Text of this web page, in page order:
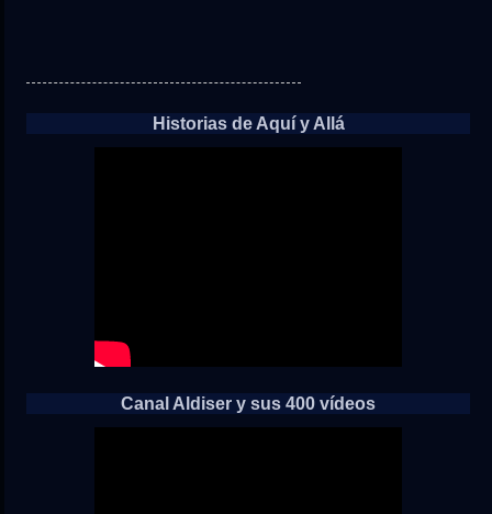
Historias de Aquí y Allá
Canal Aldiser y sus 400 vídeos